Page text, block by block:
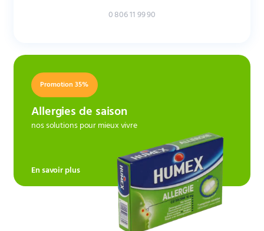
0 806 11 99 90
Promotion 35%
Allergies de saison
nos solutions pour mieux vivre
En savoir plus